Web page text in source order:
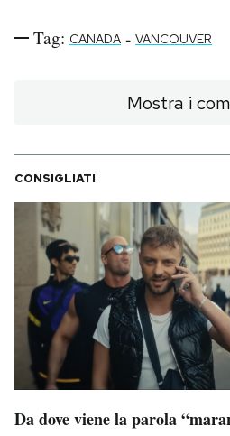
Tag: CANADA - VANCOUVER
Mostra i
CONSIGLIATI
Da dove viene la parola